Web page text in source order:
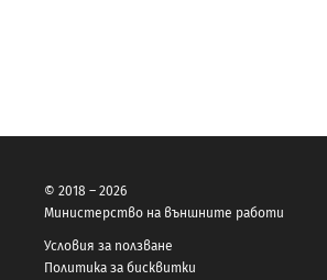
© 2018 – 2026
Министерство на външните работи
Условия за ползване
Политика за бисквитки